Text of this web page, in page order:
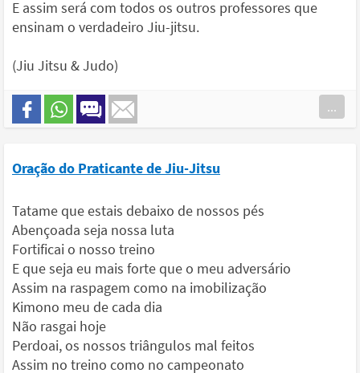
E assim será com todos os outros professores que
ensinam o verdadeiro Jiu-jitsu.
(Jiu Jitsu & Judo)
...
Oração do Praticante de Jiu-Jitsu
Tatame que estais debaixo de nossos pés
Abençoada seja nossa luta
Fortificai o nosso treino
E que seja eu mais forte que o meu adversário
Assim na raspagem como na imobilização
Kimono meu de cada dia
Não rasgai hoje
Perdoai, os nossos triângulos mal feitos
Assim no treino como no campeonato